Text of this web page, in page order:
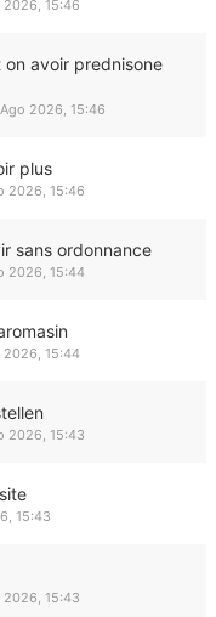
2026, 15:46
avoir prednisone
2026, 15:46
plus
2026, 15:46
sans ordonnance
2026, 15:44
2026, 15:44
2026, 15:43
15:43
2026, 15:43